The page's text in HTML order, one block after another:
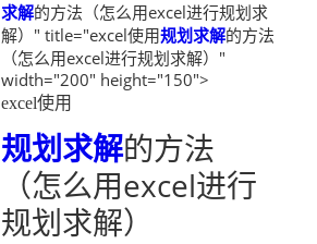
求解的方法（怎么用excel进行规划求
解）" title="excel使用规划求解的方法
（怎么用excel进行规划求解）"
width="200" height="150">
excel使用
规划求解的方法
（怎么用excel进行
规划求解）